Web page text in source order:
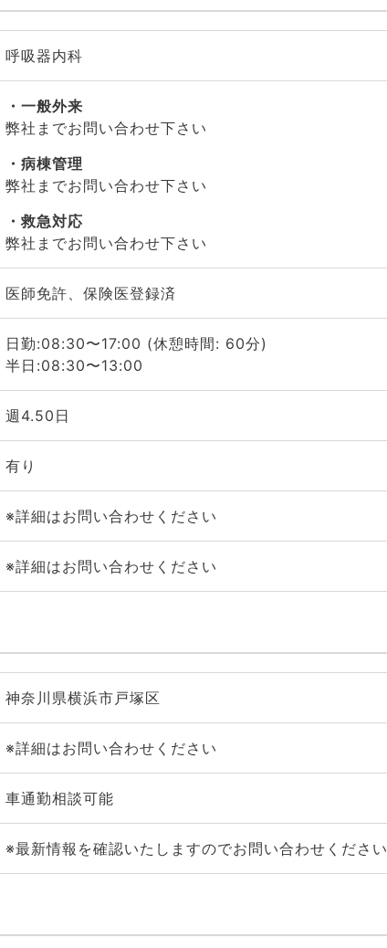
呼吸器内科
一般外来
弊社までお問い合わせ下さい
病棟管理
弊社までお問い合わせ下さい
救急対応
弊社までお問い合わせ下さい
医師免許、保険医登録済
日勤:08:30〜17:00 (休憩時間: 60分)
半日:08:30〜13:00
週4.50日
有り
※詳細はお問い合わせください
※詳細はお問い合わせください
神奈川県横浜市戸塚区
※詳細はお問い合わせください
車通勤相談可能
※最新情報を確認いたしますのでお問い合わせください